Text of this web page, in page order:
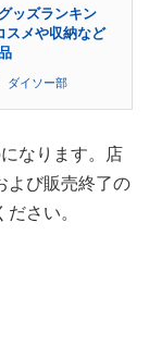
ッズランキン
スメや収納など
ダイソー部
なります。店
よび販売終了の
さい。